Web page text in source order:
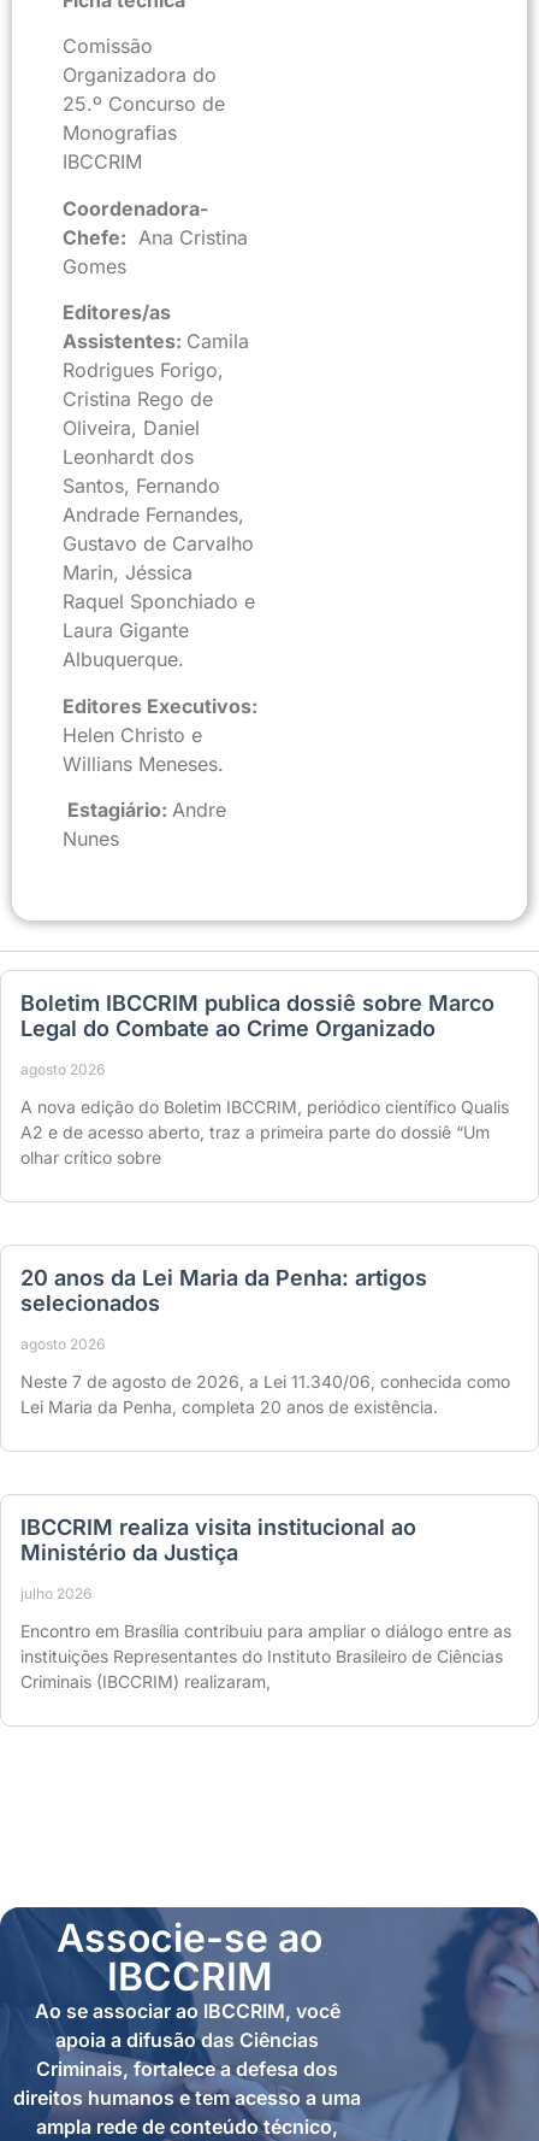
Comissão
Organizadora do
25.º Concurso de
Monografias
IBCCRIM
Coordenadora-
Chefe: Ana Cristina
Gomes
Editores/as
Assistentes: Camila
Rodrigues Forigo,
Cristina Rego de
Oliveira, Daniel
Leonhardt dos
Santos, Fernando
Andrade Fernandes,
Gustavo de Carvalho
Marin, Jéssica
Raquel Sponchiado e
Laura Gigante
Albuquerque.
Editores Executivos:
Helen Christo e
Willians Meneses.
Estagiário: Andre
Nunes
Boletim IBCCRIM publica dossiê sobre Marco
Legal do Combate ao Crime Organizado
agosto 2026
A nova edição do Boletim IBCCRIM, periódico científico Qualis
A2 e de acesso aberto, traz a primeira parte do dossiê “Um
olhar crítico sobre
20 anos da Lei Maria da Penha: artigos
selecionados
agosto 2026
Neste 7 de agosto de 2026, a Lei 11.340/06, conhecida como
Lei Maria da Penha, completa 20 anos de existência.
IBCCRIM realiza visita institucional ao
Ministério da Justiça
julho 2026
Encontro em Brasília contribuiu para ampliar o diálogo entre as
instituições Representantes do Instituto Brasileiro de Ciências
Criminais (IBCCRIM) realizaram,
Associe-se ao
IBCCRIM
Ao se associar ao IBCCRIM, você
apoia a difusão das Ciências
Criminais, fortalece a defesa dos
direitos humanos e tem acesso a uma
ampla rede de conteúdo técnico,